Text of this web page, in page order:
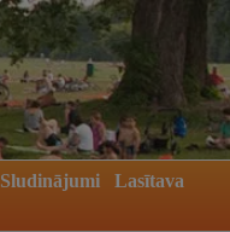
Sludinājumi
Lasītava